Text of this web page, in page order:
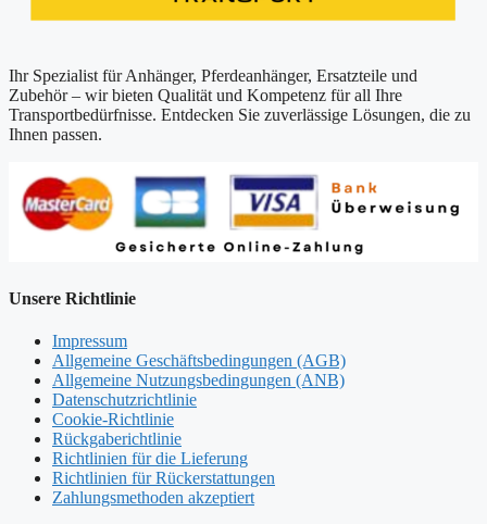
Ihr Spezialist für Anhänger, Pferdeanhänger, Ersatzteile und
Zubehör – wir bieten Qualität und Kompetenz für all Ihre
Transportbedürfnisse. Entdecken Sie zuverlässige Lösungen, die zu
Ihnen passen.
Unsere Richtlinie
Impressum
Allgemeine Geschäftsbedingungen (AGB)
Allgemeine Nutzungsbedingungen (ANB)
Datenschutzrichtlinie
Cookie-Richtlinie
Rückgaberichtlinie
Richtlinien für die Lieferung
Richtlinien für Rückerstattungen
Zahlungsmethoden akzeptiert